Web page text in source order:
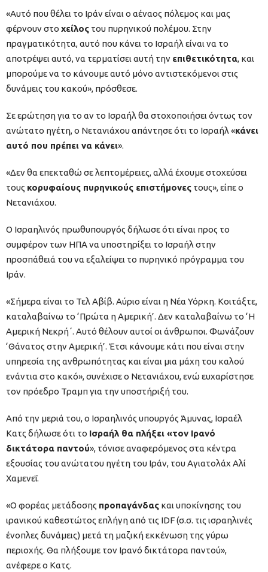
«Αυτό που θέλει το Ιράν είναι ο αέναος πόλεμος και μας
φέρνουν στο χείλος του πυρηνικού πολέμου. Στην
πραγματικότητα, αυτό που κάνει το Ισραήλ είναι να το
αποτρέψει αυτό, να τερματίσει αυτή την επιθετικότητα, και
μπορούμε να το κάνουμε αυτό μόνο αντιστεκόμενοι στις
δυνάμεις του κακού», πρόσθεσε.
Σε ερώτηση για το αν το Ισραήλ θα στοχοποιήσει όντως τον
ανώτατο ηγέτη, ο Νετανιάχου απάντησε ότι το Ισραήλ «κάνει
αυτό που πρέπει να κάνει».
«Δεν θα επεκταθώ σε λεπτομέρειες, αλλά έχουμε στοχεύσει
τους κορυφαίους πυρηνικούς επιστήμονες τους», είπε ο
Νετανιάχου.
Ο Ισραηλινός πρωθυπουργός δήλωσε ότι είναι προς το
συμφέρον των ΗΠΑ να υποστηρίξει το Ισραήλ στην
προσπάθειά του να εξαλείψει το πυρηνικό πρόγραμμα του
Ιράν.
«Σήμερα είναι το Τελ Αβίβ. Αύριο είναι η Νέα Υόρκη. Κοιτάξτε,
καταλαβαίνω το ‘Πρώτα η Αμερική’. Δεν καταλαβαίνω το ‘Η
Αμερική Νεκρή΄. Αυτό θέλουν αυτοί οι άνθρωποι. Φωνάζουν
‘Θάνατος στην Αμερική’. Έτσι κάνουμε κάτι που είναι στην
υπηρεσία της ανθρωπότητας και είναι μια μάχη του καλού
ενάντια στο κακό», συνέχισε ο Νετανιάχου, ενώ ευχαρίστησε
τον πρόεδρο Τραμπ για την υποστήριξή του.
Από την μεριά του, ο Ισραηλινός υπουργός Άμυνας, Ισραέλ
Κατς δήλωσε ότι το Ισραήλ θα πλήξει «τον Ιρανό
δικτάτορα παντού», τόνισε αναφερόμενος στα κέντρα
εξουσίας του ανώτατου ηγέτη του Ιράν, του Αγιατολάχ Αλί
Χαμενεΐ.
«Ο φορέας μετάδοσης προπαγάνδας και υποκίνησης του
ιρανικού καθεστώτος επλήγη από τις IDF (σ.σ. τις ισραηλινές
ένοπλες δυνάμεις) μετά τη μαζική εκκένωση της γύρω
περιοχής. Θα πλήξουμε τον Ιρανό δικτάτορα παντού»,
ανέφερε ο Κατς.